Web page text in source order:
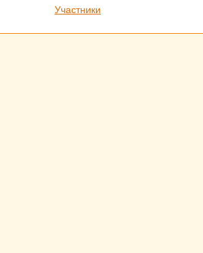
Участники